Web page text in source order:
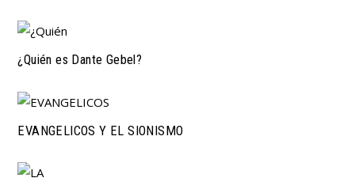
¿Quién es Dante Gebel?
EVANGELICOS Y EL SIONISMO